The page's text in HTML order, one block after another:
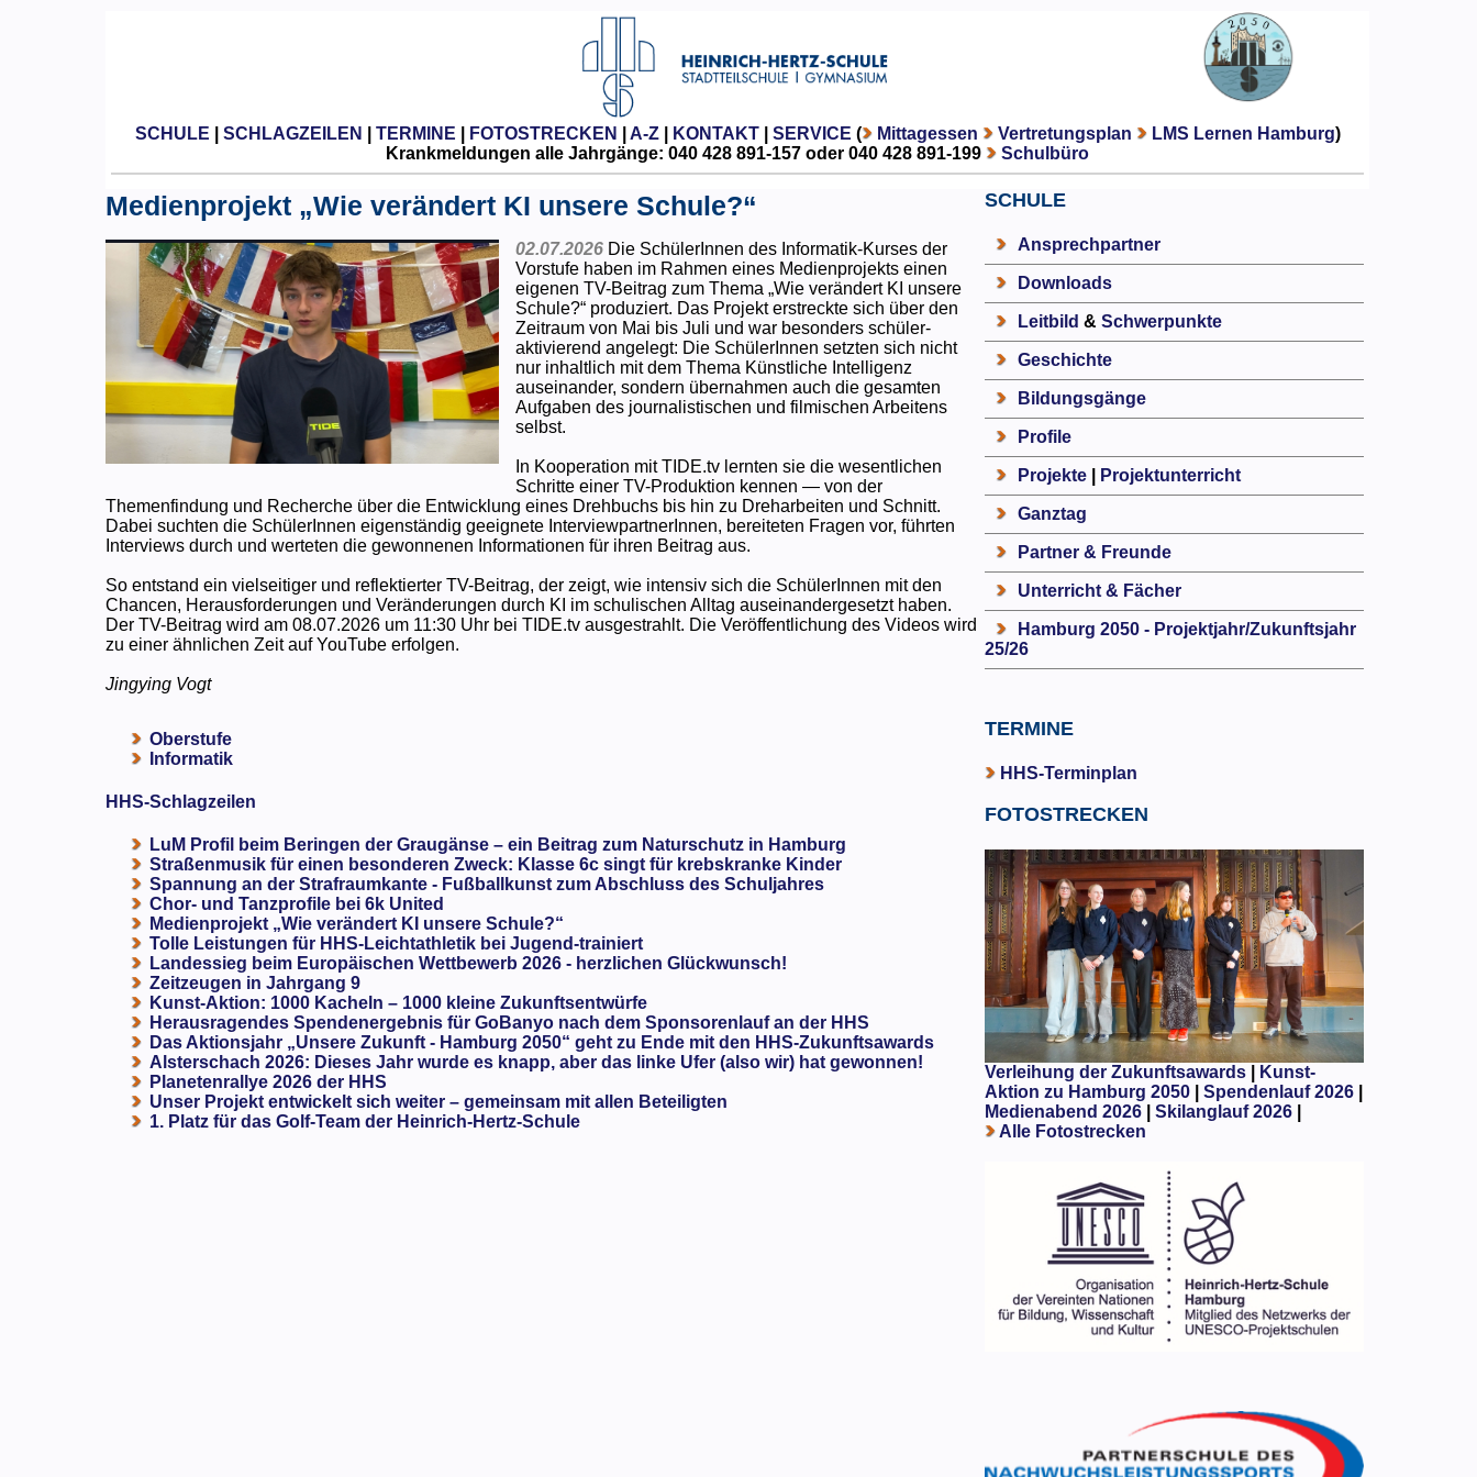
SCHULE SCHLAGZEILEN TERMINE FOTOSTRECKEN A-Z| KONTAKT| SERVICE ( Mittagessen Vertretungsplan LMS Lernen Hamburg)
Krankmeldungen alle Jahrgänge: 040 428 891-157 oder 040 428 891-199
Schulbüro
Medienprojekt „Wie verändert KI unsere Schule?“
02.07.2026 Die SchülerInnen des Informatik-Kurses der
Vorstufe haben im Rahmen eines Medienprojekts einen
eigenen TV-Beitrag zum Thema „Wie verändert KI unsere
Schule?“ produziert. Das Projekt erstreckte sich über den
Zeitraum von Mai bis Juli und war besonders schüler-
aktivierend angelegt: Die SchülerInnen setzten sich nicht
nur inhaltlich mit dem Thema Künstliche Intelligenz
auseinander, sondern übernahmen auch die gesamten
Aufgaben des journalistischen und filmischen Arbeitens
selbst.
In Kooperation mit TIDE.tv lernten sie die wesentlichen
Schritte einer TV-Produktion kennen — von der
Themenfindung und Recherche über die Entwicklung eines Drehbuchs bis hin zu Dreharbeiten und Schnitt.
Dabei suchten die SchülerInnen eigenständig geeignete InterviewpartnerInnen, bereiteten Fragen vor, führten
Interviews durch und werteten die gewonnenen Informationen für ihren Beitrag aus.
So entstand ein vielseitiger und reflektierter TV-Beitrag, der zeigt, wie intensiv sich die SchülerInnen mit den
Chancen, Herausforderungen und Veränderungen durch KI im schulischen Alltag auseinandergesetzt haben.
Der TV-Beitrag wird am 08.07.2026 um 11:30 Uhr bei TIDE.tv ausgestrahlt. Die Veröffentlichung des Videos wird
zu einer ähnlichen Zeit auf YouTube erfolgen.
Jingying Vogt
Oberstufe
Informatik
HHS-Schlagzeilen
LuM Profil beim Beringen der Graugänse – ein Beitrag zum Naturschutz in Hamburg
Straßenmusik für einen besonderen Zweck: Klasse 6c singt für krebskranke Kinder
Spannung an der Strafraumkante - Fußballkunst zum Abschluss des Schuljahres
Chor- und Tanzprofile bei 6k United
Medienprojekt „Wie verändert KI unsere Schule?“
Tolle Leistungen für HHS-Leichtathletik bei Jugend-trainiert
Landessieg beim Europäischen Wettbewerb 2026 - herzlichen Glückwunsch!
Zeitzeugen in Jahrgang 9
Kunst-Aktion: 1000 Kacheln – 1000 kleine Zukunftsentwürfe
Herausragendes Spendenergebnis für GoBanyo nach dem Sponsorenlauf an der HHS
Das Aktionsjahr „Unsere Zukunft - Hamburg 2050“ geht zu Ende mit den HHS-Zukunftsawards
Alsterschach 2026: Dieses Jahr wurde es knapp, aber das linke Ufer (also wir) hat gewonnen!
Planetenrallye 2026 der HHS
Unser Projekt entwickelt sich weiter – gemeinsam mit allen Beteiligten
1. Platz für das Golf-Team der Heinrich-Hertz-Schule
SCHULE
Ansprechpartner
Downloads
Leitbild & Schwerpunkte
Geschichte
Bildungsgänge
Profile
Projekte| Projektunterricht
Ganztag
Partner & Freunde
Unterricht & Fächer
Hamburg 2050 - Projektjahr/Zukunftsjahr
25/26
TERMINE
HHS-Terminplan
FOTOSTRECKEN
Verleihung der Zukunftsawards|
Kunst-
Aktion zu Hamburg 2050
Spendenlauf 2026|
Medienabend 2026| Skilanglauf 2026|
Alle Fotostrecken